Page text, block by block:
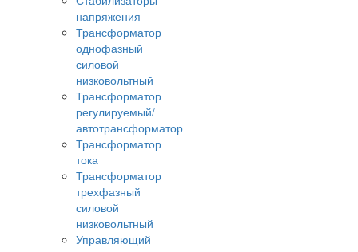
напряжения
Трансформатор
однофазный
силовой
низковольтный
Трансформатор
регулируемый/
автотрансформатор
Трансформатор
тока
Трансформатор
трехфазный
силовой
низковольтный
Управляющий